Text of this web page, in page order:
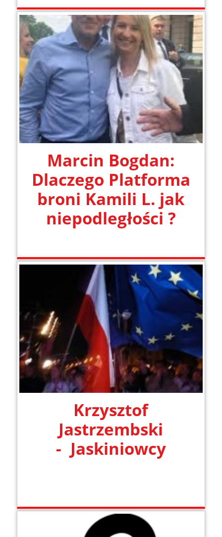
Marcin Bogdan:
Dlaczego Platforma
broni Kamili L. jak
niepodległości ?
Krzysztof
Jastrzembski
- Jaskiniowcy